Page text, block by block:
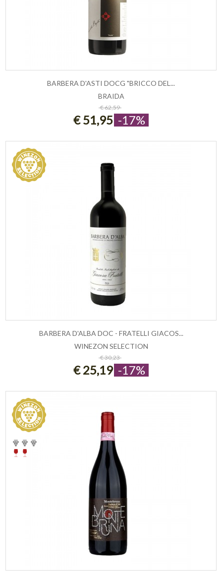
ESAURITO
BARBERA D'ASTI DOCG "BRICCO DEL...
BRAIDA
€ 62,59
€ 51,95 -17%
ESAURITO
BARBERA D'ALBA DOC - FRATELLI GIACOS...
WINEZON SELECTION
€ 30,23
€ 25,19 -17%